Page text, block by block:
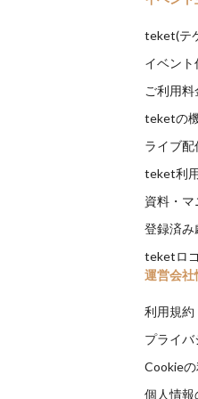
teket(テ
イベン
ご利用
teketの
ライブ配
teket利
資料・
登録済み
teketロ
運営会社
利用規約
プライバ
Cookie
個人情報